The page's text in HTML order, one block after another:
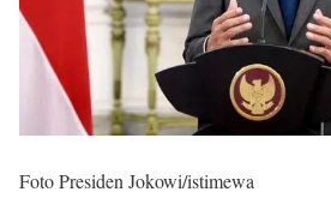
Foto Presiden Jokowi/istimewa